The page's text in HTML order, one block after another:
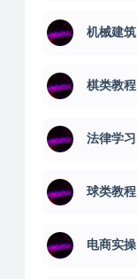
机械建筑
棋类教程
法律学习
球类教程
电商实操